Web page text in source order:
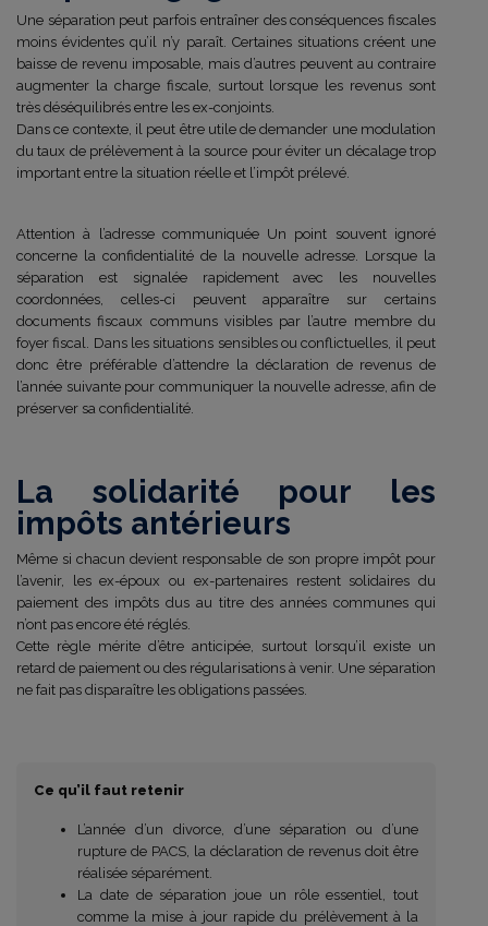
Une séparation peut parfois entraîner des conséquences fiscales
moins évidentes qu’il n’y paraît. Certaines situations créent une
baisse de revenu imposable, mais d’autres peuvent au contraire
augmenter la charge fiscale, surtout lorsque les revenus sont
très déséquilibrés entre les ex-conjoints.
Dans ce contexte, il peut être utile de demander une modulation
du taux de prélèvement à la source pour éviter un décalage trop
important entre la situation réelle et l’impôt prélevé.
Attention à l’adresse communiquée Un point souvent ignoré
concerne la confidentialité de la nouvelle adresse. Lorsque la
séparation est signalée rapidement avec les nouvelles
coordonnées, celles-ci peuvent apparaître sur certains
documents fiscaux communs visibles par l’autre membre du
foyer fiscal. Dans les situations sensibles ou conflictuelles, il peut
donc être préférable d’attendre la déclaration de revenus de
l’année suivante pour communiquer la nouvelle adresse, afin de
préserver sa confidentialité.
La solidarité pour les
impôts antérieurs
Même si chacun devient responsable de son propre impôt pour
l’avenir, les ex-époux ou ex-partenaires restent solidaires du
paiement des impôts dus au titre des années communes qui
n’ont pas encore été réglés.
Cette règle mérite d’être anticipée, surtout lorsqu’il existe un
retard de paiement ou des régularisations à venir. Une séparation
ne fait pas disparaître les obligations passées.
Ce qu’il faut retenir
L’année d’un divorce, d’une séparation ou d’une
rupture de PACS, la déclaration de revenus doit être
réalisée séparément.
La date de séparation joue un rôle essentiel, tout
comme la mise à jour rapide du prélèvement à la